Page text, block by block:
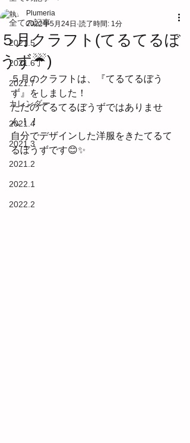
全ての記事
2021.5
2021.6
2021.7
カレンダー
2021.4
2021.3
2021.2
2022.1
2022.2
５月クラフト(てるてるぼ
うず☔)
Plumeria
2022年5月24日 読了時間: 1分
５月のクラフトは、『てるてるぼう
ず』をしました！
ただのてるてるぼうずではありませ
ん！！
自分でデザインした洋服をきたてるて
るぼうずです😊✨